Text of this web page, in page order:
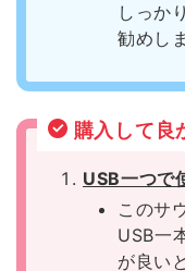
しっか
勧めし
購入して良
USB一つで
このサ
USB一
が良い